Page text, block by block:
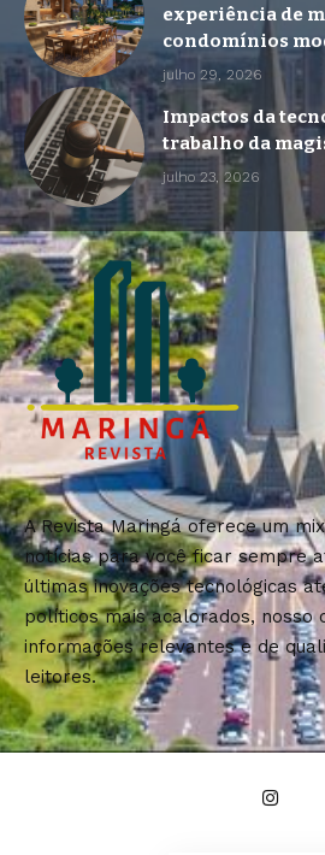
experiência de
condomínios
julho 29, 2026
Impactos da
trabalho da
julho 23, 2026
A Revista Maringá oferece um
notícias para você ficar sempre
últimas inovações tecnológicas
políticos mais acalorados, nosso
informações relevantes e de
leitores.